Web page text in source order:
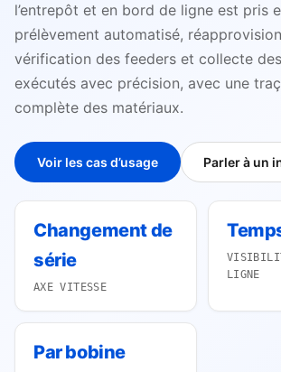
l’entrepôt et en bord de ligne est pris
prélèvement automatisé,
vérification des feeders et collecte
exécutés avec précision, avec une
complète des matériaux.
Voir les cas d’usage Parler à un
Changement de
série
AXE VITESSE
LIGNE
Par bobine